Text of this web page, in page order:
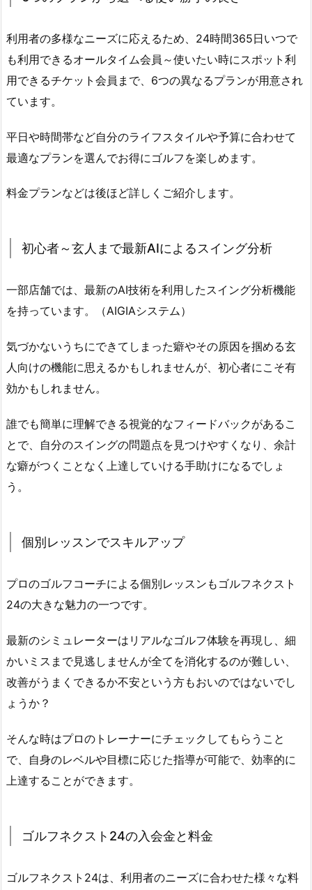
つ
の
プ
ラ
か
ら
べ
い
手
良
3.
初
者
～
玄
最
に
る
ス
イ
ン
分
析
2.
別
利用者の多様なニーズに応えるため、24時間365日いつで
も利用できるオールタイム会員～使いたい時にスポット利
用できるチケット会員まで、6つの異なるプランが用意され
ています。
平日や時間帯など自分のライフスタイルや予算に合わせて
最適なプランを選んでお得にゴルフを楽しめます。
料金プランなどは後ほど詳しくご紹介します。
初心者～玄人まで最新AIによるスイング分析
一部店舗では、最新のAI技術を利用したスイング分析機能
を持っています。（AIGIAシステム）
気づかないうちにできてしまった癖やその原因を掴める玄
人向けの機能に思えるかもしれませんが、初心者にこそ有
効かもしれません。
誰でも簡単に理解できる視覚的なフィードバックがあるこ
とで、自分のスイングの問題点を見つけやすくなり、余計
な癖がつくことなく上達していける手助けになるでしょ
う。
個別レッスンでスキルアップ
プロのゴルフコーチによる個別レッスンもゴルフネクスト
24の大きな魅力の一つです。
最新のシミュレーターはリアルなゴルフ体験を再現し、細
かいミスまで見逃しませんが全てを消化するのが難しい、
改善がうまくできるか不安という方もおいのではないでし
ょうか？
そんな時はプロのトレーナーにチェックしてもらうこと
で、自身のレベルや目標に応じた指導が可能で、効率的に
上達することができます。
ゴルフネクスト24の入会金と料金
ゴルフネクスト24は、利用者のニーズに合わせた様々な料